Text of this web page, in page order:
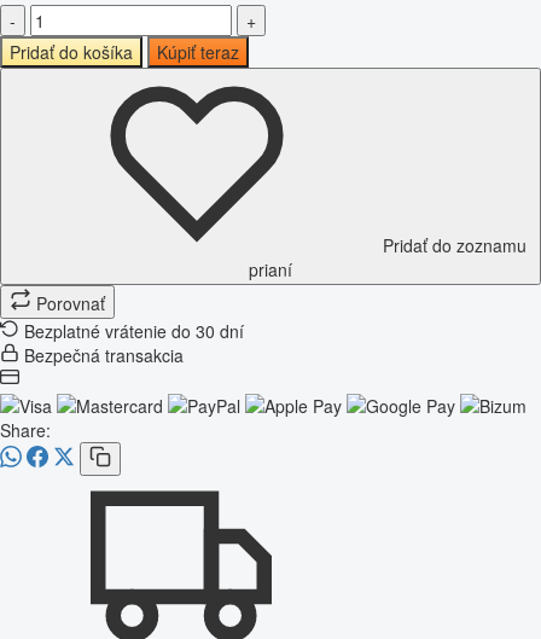
-
+
Pridať do košíka
Kúpiť teraz
Pridať do zoznamu
prianí
Porovnať
Bezplatné vrátenie do 30 dní
Bezpečná transakcia
Share: